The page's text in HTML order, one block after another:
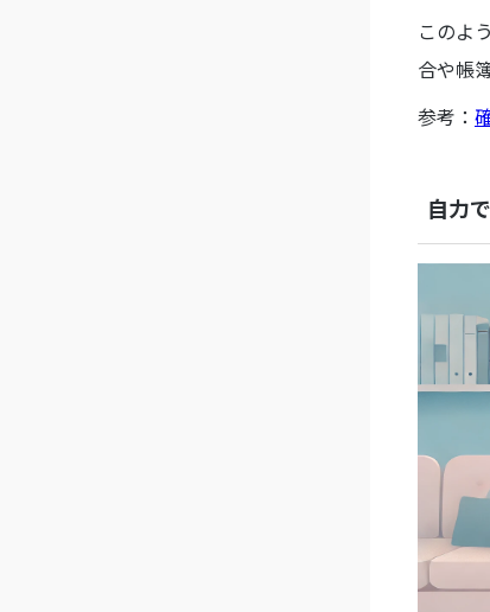
このよ
合や帳
参考：
自力